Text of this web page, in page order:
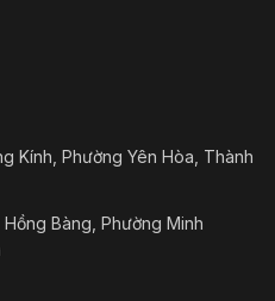
nhớ tích hợp, hỗ trợ thẻ nhớ
microSDXC, lên đến
hợp
ra (tối đa 24 VDC, 1 A)
Kính, Phường Yên Hòa, Thành
Bàng, Phường Minh